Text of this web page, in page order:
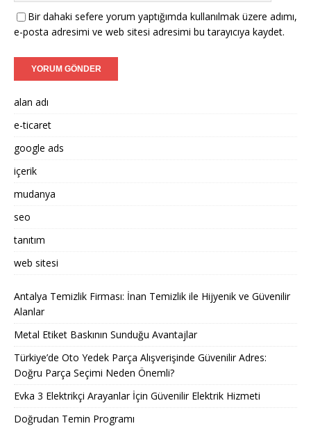
Bir dahaki sefere yorum yaptığımda kullanılmak üzere adımı,
e-posta adresimi ve web sitesi adresimi bu tarayıcıya kaydet.
alan adı
e-ticaret
google ads
içerik
mudanya
seo
tanıtım
web sitesi
Antalya Temizlik Firması: İnan Temizlik ile Hijyenik ve Güvenilir
Alanlar
Metal Etiket Baskının Sunduğu Avantajlar
Türkiye’de Oto Yedek Parça Alışverişinde Güvenilir Adres:
Doğru Parça Seçimi Neden Önemli?
Evka 3 Elektrikçi Arayanlar İçin Güvenilir Elektrik Hizmeti
Doğrudan Temin Programı